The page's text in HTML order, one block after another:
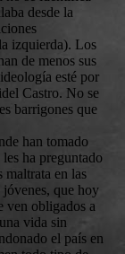
desde la
izquierda). Los
de menos sus
esté por
Castro. No se
barrigones que
han tomado
ha preguntado
en las
jóvenes, que hoy
ven obligados a
vida sin
el país en